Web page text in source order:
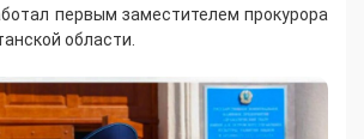
первым заместителем прокурора
области.